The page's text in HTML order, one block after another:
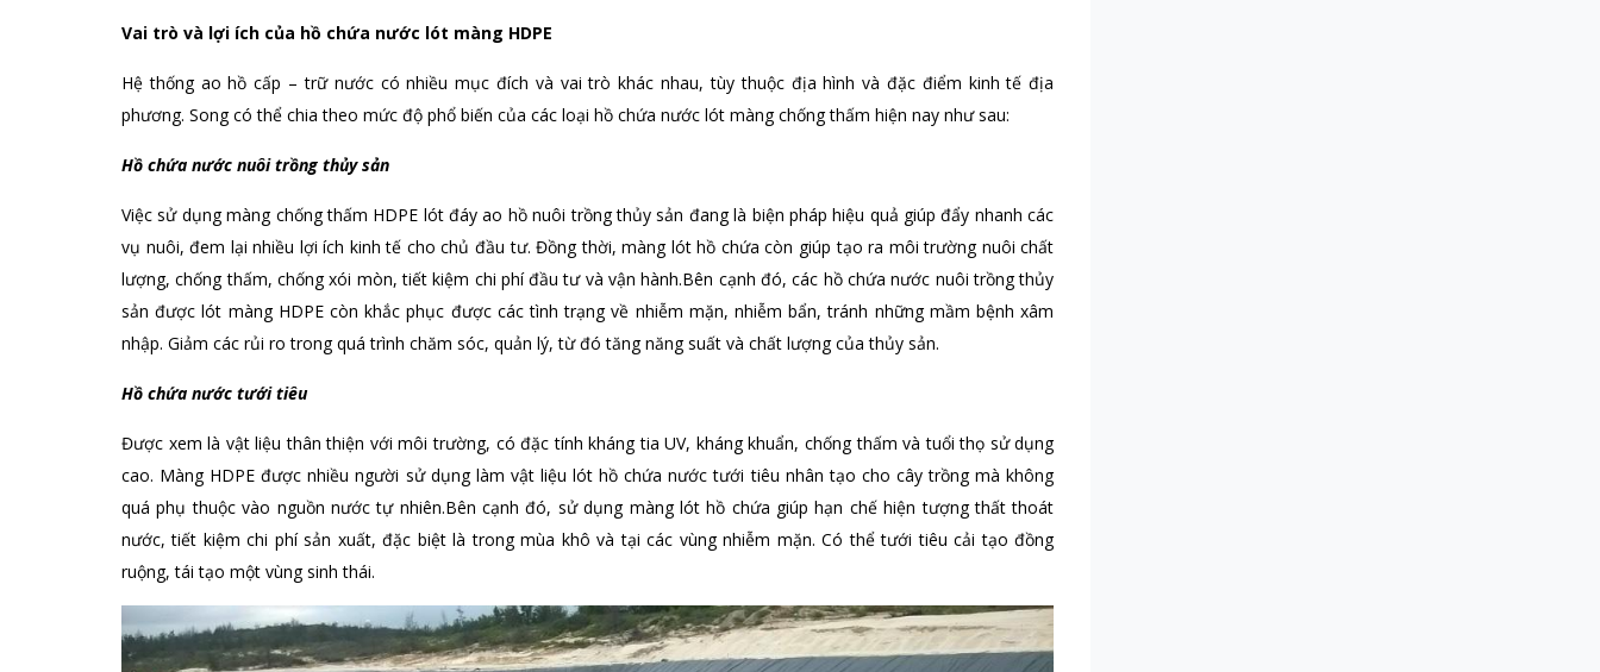
Vai trò và lợi ích của hồ chứa nước lót màng HDPE
Hệ thống ao hồ cấp – trữ nước có nhiều mục đích và vai trò khác nhau, tùy thuộc địa hình và đặc điểm kinh tế địa
phương. Song có thể chia theo mức độ phổ biến của các loại hồ chứa nước lót màng chống thấm hiện nay như sau:
Hồ chứa nước nuôi trồng thủy sản
Việc sử dụng màng chống thấm HDPE lót đáy ao hồ nuôi trồng thủy sản đang là biện pháp hiệu quả giúp đẩy nhanh các
vụ nuôi, đem lại nhiều lợi ích kinh tế cho chủ đầu tư. Đồng thời, màng lót hồ chứa còn giúp tạo ra môi trường nuôi chất
lượng, chống thấm, chống xói mòn, tiết kiệm chi phí đầu tư và vận hành.Bên cạnh đó, các hồ chứa nước nuôi trồng thủy
sản được lót màng HDPE còn khắc phục được các tình trạng về nhiễm mặn, nhiễm bẩn, tránh những mầm bệnh xâm
nhập. Giảm các rủi ro trong quá trình chăm sóc, quản lý, từ đó tăng năng suất và chất lượng của thủy sản.
Hồ chứa nước tưới tiêu
Được xem là vật liệu thân thiện với môi trường, có đặc tính kháng tia UV, kháng khuẩn, chống thấm và tuổi thọ sử dụng
cao. Màng HDPE được nhiều người sử dụng làm vật liệu lót hồ chứa nước tưới tiêu nhân tạo cho cây trồng mà không
quá phụ thuộc vào nguồn nước tự nhiên.Bên cạnh đó, sử dụng màng lót hồ chứa giúp hạn chế hiện tượng thất thoát
nước, tiết kiệm chi phí sản xuất, đặc biệt là trong mùa khô và tại các vùng nhiễm mặn. Có thể tưới tiêu cải tạo đồng
ruộng, tái tạo một vùng sinh thái.